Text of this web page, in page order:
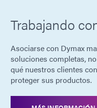
Trabajando
Asociarse con Dymax
soluciones completas,
qué nuestros clientes
proteger sus productos.